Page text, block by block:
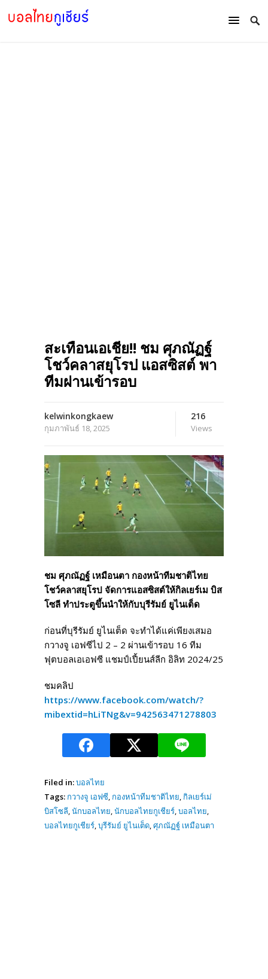
สะเทือนเอเชีย!! ชม ศุภณัฏฐ์
โชว์คลาสยุโรป แอสซิสต์ พา
ทีมผ่านเข้ารอบ
kelwinkongkaew
กุมภาพันธ์ 18, 2025
216
Views
ชม ศุภณัฏฐ์ เหมือนตา กองหน้าทีมชาติไทย
โชว์คลาสยุโรป จัดการแอสซิสต์ให้กิลเยร์เม บิส
โซลี ทำประตูขึ้นนำให้กับบุรีรัมย์ ยูไนเต็ด
ก่อนที่บุรีรัมย์ ยูไนเต็ด จะทำได้แค่เพียงเสมอ
กวางจู เอฟซีไป 2 – 2 ผ่านเข้ารอบ 16 ทีม
ฟุตบอลเอเอฟซี แชมป์เปี้ยนส์ลีก อิลิท 2024/25
ชมคลิป
https://www.facebook.com/watch/?
mibextid=hLiTNg&v=942563471278803
Filed in:บอลไทย
Tags: กวางจู เอฟซี, กองหน้าทีมชาติไทย, กิลเยร์เม่
บิสโซลี,นักบอลไทย,นักบอลไทยกูเชียร์,บอลไทย,
บอลไทยกูเชียร์,บุรีรัมย์ ยูไนเต็ด,ศุภณัฏฐ์ เหมือนตา